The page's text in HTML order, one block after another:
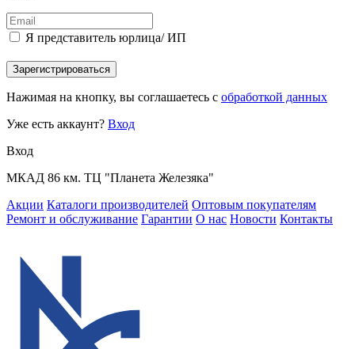
Я представитель юрлица/ ИП
Зарегистрироваться
Нажимая на кнопку, вы соглашаетесь с обработкой данных
Уже есть аккаунт? Вход
Вход
МКАД 86 км. ТЦ "Планета Железяка"
Акции Каталоги производителей Оптовым покупателям
Ремонт и обслуживание Гарантии О нас Новости Контакты